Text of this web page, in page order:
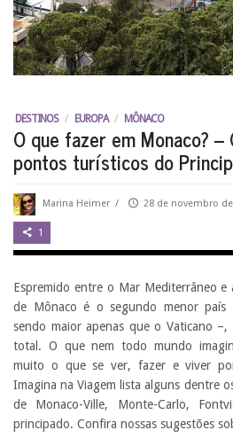
DESTINOS / EUROPA / MÔNACO
O que fazer em Monaco?
pontos turísticos do
Marina Heimer / 28 de novembro
1
Espremido entre o Mar Mediterrâneo e
de Mônaco é o segundo menor
sendo maior apenas que o Vaticano –,
total. O que nem todo mundo
muito o que se ver, fazer e viver
Imagina na Viagem lista alguns dentre
de Monaco-Ville, Monte-Carlo,
principado. Confira nossas sugestões